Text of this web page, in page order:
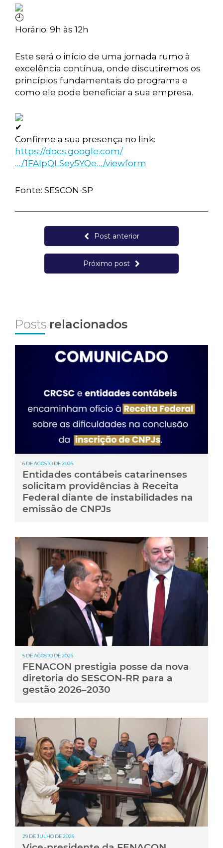
Horário: 9h às 12h
Este será o início de uma jornada rumo à
excelência contínua, onde discutiremos os
princípios fundamentais do programa e
como ele pode beneficiar a sua empresa.
Confirme a sua presença no link:
https://docs.google.com/
…/1FAIpQLSey5YQe…/viewform
Fonte: SESCON-SP
Post anterior
Próximo post
Posts relacionados
6 DE AGOSTO DE 2026
Entidades contábeis catarinenses
solicitam providências à Receita
Federal diante de instabilidades na
emissão de CNPJs
5 DE AGOSTO DE 2026
FENACON prestigia posse da nova
diretoria do SESCON-RR para a
gestão 2026–2030
29 DE JULHO DE 2026